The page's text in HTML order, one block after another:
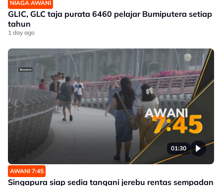
NIAGA AWANI
GLIC, GLC taja purata 6460 pelajar Bumiputera setiap
tahun
1 day ago
01:30
AWANI 7:45
Singapura siap sedia tangani jerebu rentas sempadan